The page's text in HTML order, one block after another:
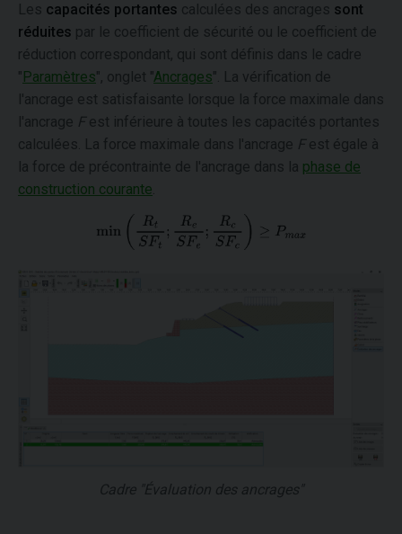
Les capacités portantes calculées des ancrages sont
réduites par le coefficient de sécurité ou le coefficient de
réduction correspondant, qui sont définis dans le cadre
"Paramètres", onglet "Ancrages". La vérification de
l'ancrage est satisfaisante lorsque la force maximale dans
l'ancrage F est inférieure à toutes les capacités portantes
calculées. La force maximale dans l'ancrage F est égale à
la force de précontrainte de l'ancrage dans la phase de
construction courante
Cadre "Évaluation des ancrages"